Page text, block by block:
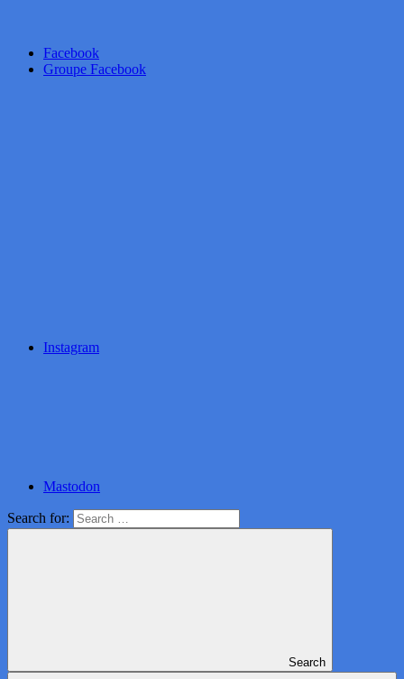
Facebook
Groupe Facebook
Instagram
Mastodon
Search for:
Search